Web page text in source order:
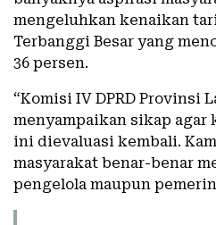
mengeluhkan kenaikan
Terbanggi Besar yang
36 persen.
“Komisi IV DPRD Provinsi
menyampaikan sikap
ini dievaluasi kembali.
masyarakat benar-benar
pengelola maupun